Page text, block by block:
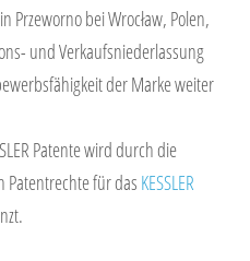
in Przeworno bei Wrocław, Polen,
und Verkaufsniederlassung
der Marke weiter
Patente wird durch die
Patentrechte für das KESSLER